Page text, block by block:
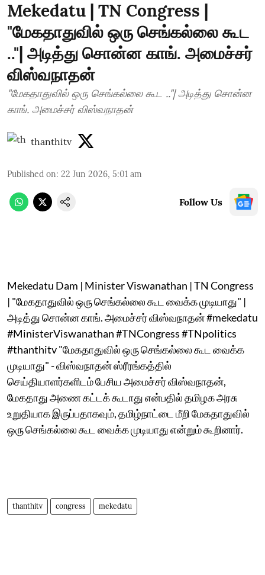
Mekedatu | TN Congress |
"மேகதாதுவில் ஒரு செங்கல்லை கூட
.."| அடித்து சொன்ன காங். அமைச்சர்
விஸ்வநாதன்
"மேகதாதுவில் ஒரு செங்கல்லை கூட .."| அடித்து சொன்ன
காங். அமைச்சர் விஸ்வநாதன்
thanthitv
Published on: 22 Jun 2026, 5:01 am
Follow Us
Mekedatu Dam | Minister Viswanathan | TN Congress
| "மேகதாதுவில் ஒரு செங்கல்லை கூட வைக்க முடியாது" |
அடித்து சொன்ன காங். அமைச்சர் விஸ்வநாதன் #mekedatu
#MinisterViswanathan #TNCongress #TNpolitics
#thanthitv "மேகதாதுவில் ஒரு செங்கல்லை கூட வைக்க
முடியாது" - விஸ்வநாதன் ஸ்ரீரங்கத்தில்
செய்தியாளர்களிடம் பேசிய அமைச்சர் விஸ்வநாதன்,
மேகதாது அணை கட்டக் கூடாது என்பதில் தமிழக அரசு
உறுதியாக இருப்பதாகவும், தமிழ்நாட்டை மீறி மேகதாதுவில்
ஒரு செங்கல்லை கூட வைக்க முடியாது என்றும் கூறினார்.
thanthitv congress mekedatu